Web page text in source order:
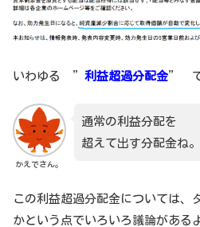
いわゆる ” 利益超過分配金” で
かえでさん。
通常の利益分配を
超えて出す分配金ね。
この利益超過分配金については、
かという点でいろいろ議論がある